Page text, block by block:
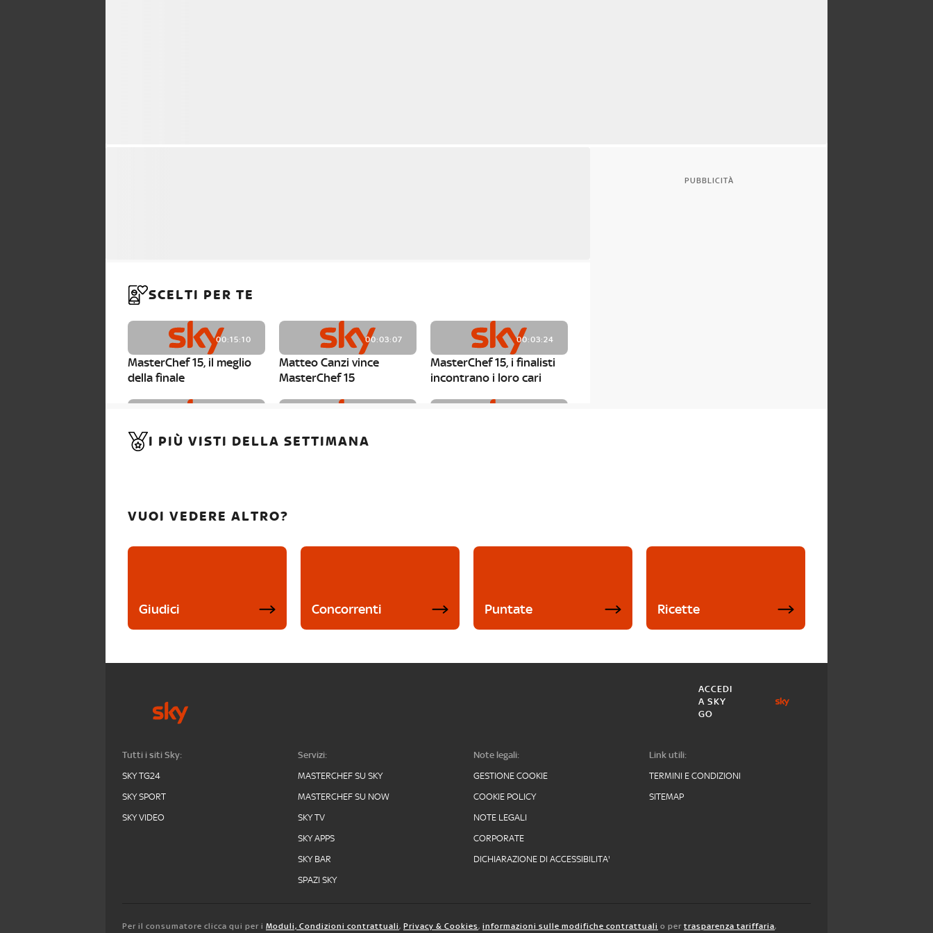
SCELTI PER TE
00:15:10
MasterChef 15, il meglio
della finale
00:03:07
Matteo Canzi vince
MasterChef 15
00:03:24
MasterChef 15, i finalisti
incontrano i loro cari
MasterChef 15, Carlotta è
MasterChef 15, Matteo
PUBBLICITÀ
I PIÙ VISTI DELLA SETTIMANA
VUOI VEDERE ALTRO?
Giudici Concorrenti Puntate Ricette
ACCEDI
A SKY
GO
Tutti i siti Sky:
SKY TG24
SKY SPORT
SKY VIDEO
Servizi:
MASTERCHEF SU SKY
MASTERCHEF SU NOW
SKY TV
SKY APPS
SKY BAR
SPAZI SKY
Note legali:
GESTIONE COOKIE
COOKIE POLICY
NOTE LEGALI
CORPORATE
DICHIARAZIONE DI ACCESSIBILITA'
Link utili:
TERMINI E CONDIZIONI
SITEMAP
Per il consumatore clicca qui per i Moduli, Condizioni contrattuali, Privacy & Cookies, informazioni sulle modifiche contrattuali o per trasparenza tariffaria,